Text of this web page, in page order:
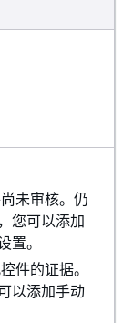
未审核。仍
您可以添加
置。
件的证据。
以添加手动